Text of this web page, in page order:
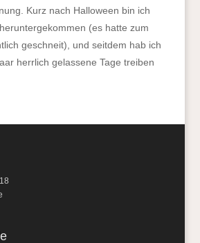
Kurz nach Halloween bin ich
(es hatte zum
geschneit), und seitdem hab ich
herrlich gelassene Tage treiben